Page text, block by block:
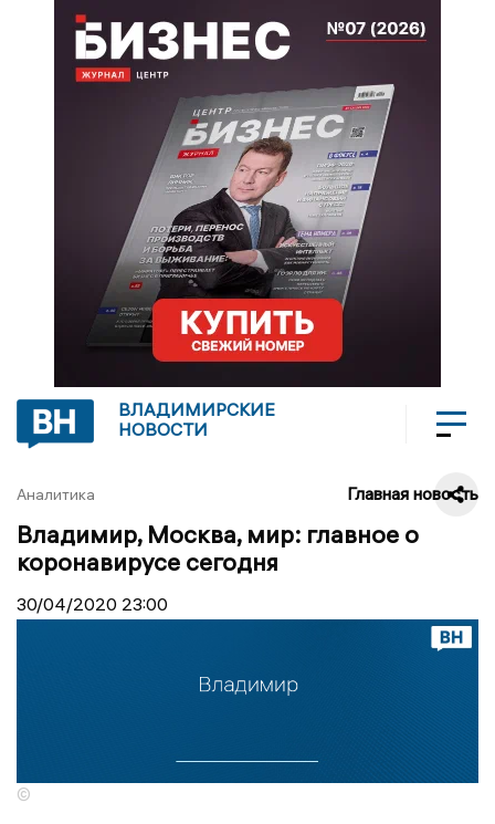
ВЛАДИМИРСКИЕ
НОВОСТИ
Аналитика Главная новость
Владимир, Москва, мир: главное о
коронавирусе сегодня
30/04/2020 23:00
©